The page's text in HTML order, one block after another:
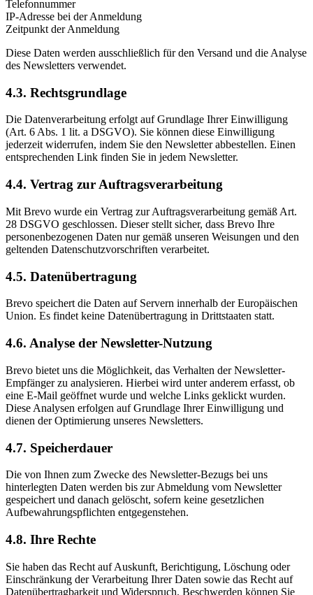
Telefonnummer
IP-Adresse bei der Anmeldung
Zeitpunkt der Anmeldung
Diese Daten werden ausschließlich für den Versand und die Analyse
des Newsletters verwendet.
4.3. Rechtsgrundlage
Die Datenverarbeitung erfolgt auf Grundlage Ihrer Einwilligung
(Art. 6 Abs. 1 lit. a DSGVO). Sie können diese Einwilligung
jederzeit widerrufen, indem Sie den Newsletter abbestellen. Einen
entsprechenden Link finden Sie in jedem Newsletter.
4.4. Vertrag zur Auftragsverarbeitung
Mit Brevo wurde ein Vertrag zur Auftragsverarbeitung gemäß Art.
28 DSGVO geschlossen. Dieser stellt sicher, dass Brevo Ihre
personenbezogenen Daten nur gemäß unseren Weisungen und den
geltenden Datenschutzvorschriften verarbeitet.
4.5. Datenübertragung
Brevo speichert die Daten auf Servern innerhalb der Europäischen
Union. Es findet keine Datenübertragung in Drittstaaten statt.
4.6. Analyse der Newsletter-Nutzung
Brevo bietet uns die Möglichkeit, das Verhalten der Newsletter-
Empfänger zu analysieren. Hierbei wird unter anderem erfasst, ob
eine E-Mail geöffnet wurde und welche Links geklickt wurden.
Diese Analysen erfolgen auf Grundlage Ihrer Einwilligung und
dienen der Optimierung unseres Newsletters.
4.7. Speicherdauer
Die von Ihnen zum Zwecke des Newsletter-Bezugs bei uns
hinterlegten Daten werden bis zur Abmeldung vom Newsletter
gespeichert und danach gelöscht, sofern keine gesetzlichen
Aufbewahrungspflichten entgegenstehen.
4.8. Ihre Rechte
Sie haben das Recht auf Auskunft, Berichtigung, Löschung oder
Einschränkung der Verarbeitung Ihrer Daten sowie das Recht auf
Datenübertragbarkeit und Widerspruch. Beschwerden können Sie